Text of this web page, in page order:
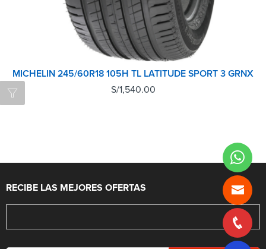
MICHELIN 245/60R18 105H TL LATITUDE SPORT 3 GRNX
S/1,540.00
RECIBE LAS MEJORES OFERTAS